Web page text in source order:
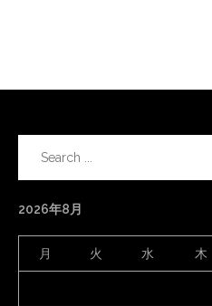
2026年8月
月 火 水 木